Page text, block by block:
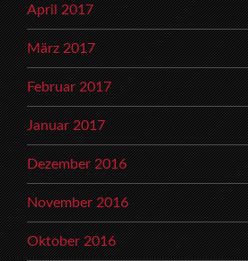
April 2017
März 2017
Februar 2017
Januar 2017
Dezember 2016
November 2016
Oktober 2016